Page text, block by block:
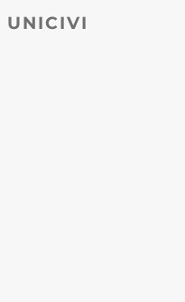
UNICIVI